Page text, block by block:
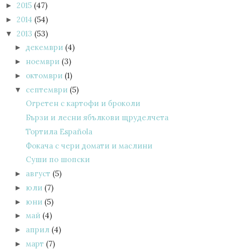
► 2015 (47)
► 2014 (54)
▼ 2013 (53)
► декември (4)
► ноември (3)
► октомври (1)
▼ септември (5)
Огретен с картофи и броколи
Бързи и лесни ябълкови щруделчета
Тортила Española
Фокача с чери домати и маслини
Суши по шопски
► август (5)
► юли (7)
► юни (5)
► май (4)
► април (4)
► март (7)